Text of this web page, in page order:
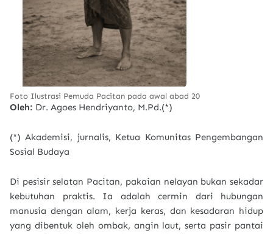
Foto Ilustrasi Pemuda Pacitan pada awal abad 20
Oleh: Dr. Agoes Hendriyanto, M.Pd.(*)
(*) Akademisi, jurnalis, Ketua Komunitas Pengembangan
Sosial Budaya
Di pesisir selatan Pacitan, pakaian nelayan bukan sekadar
kebutuhan praktis. Ia adalah cermin dari hubungan
manusia dengan alam, kerja keras, dan kesadaran hidup
yang dibentuk oleh ombak, angin laut, serta pasir pantai